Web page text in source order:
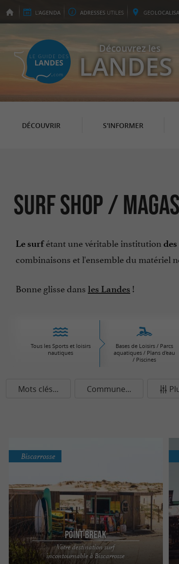
L'AGENDA ADRESSES UTILES GEO
Découvrez les
LANDES
DÉCOUVRIR S'INFORMER
Surf Shop /
Le surfétant une véritable institution
combinaisons et l'ensemble du matériel
Bonne glisse dans les Landes !
Tous les Sports et loisirs
nautiques
Bases de Loisirs / Parcs
aquatiques / Plans d'eau
/ Piscines
Mots clés... Commune...
Point Break
Votre destination surf
incontournable à Biscarrosse
Biscarrosse
Située à Biscarrosse à 100m des plages de sable
fin des Landes, l'École de Surf Point Break vous